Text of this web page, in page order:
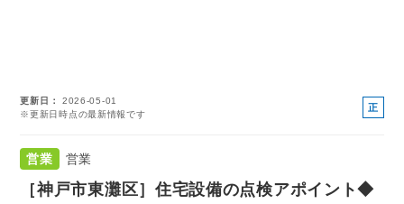
更新日
2026-05-01
※更新日時点の最新情報です
正
営業 営業
［神戸市東灘区］住宅設備の点検アポイント◆